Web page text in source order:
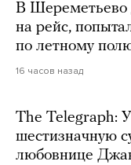
В Шереметьево
на рейс,
по летному
16 часов назад
The Telegraph:
шестизначную
любовнице